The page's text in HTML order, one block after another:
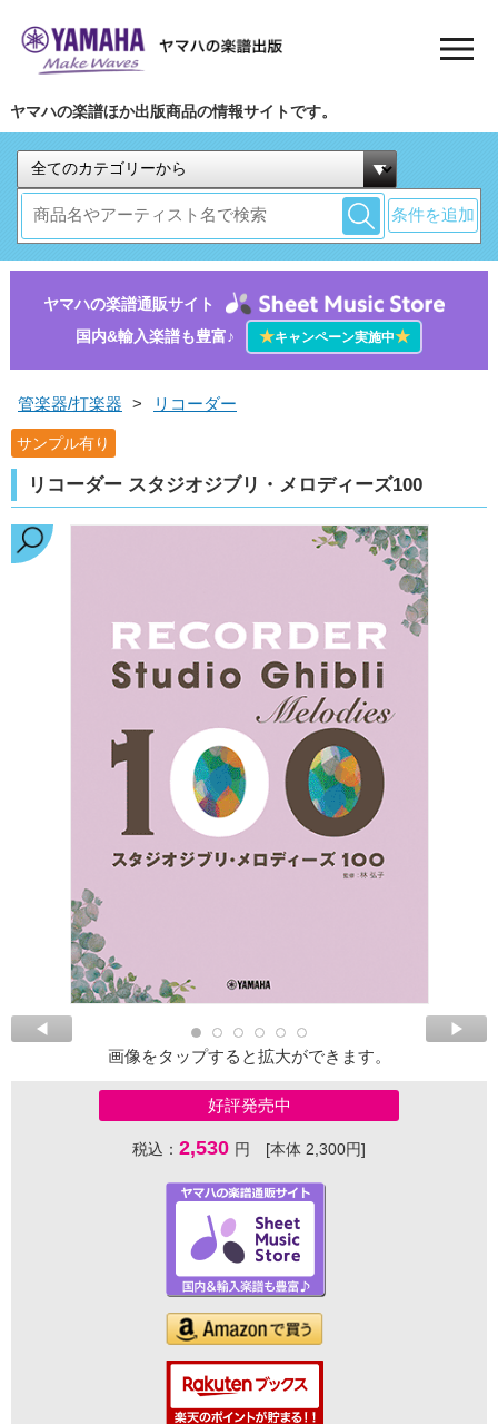
ヤマハの楽譜ほか出版商品の情報サイトです。
条件を追加
ヤマハの楽譜通販サイト
国内&輸入楽譜も豊富♪
★キャンペーン実施中★
管楽器/打楽器 > リコーダー
サンプル有り
リコーダー スタジオジブリ・メロディーズ100
画像をタップすると拡大ができます。
好評発売中
税込： 2,530 円 [本体 2,300円]